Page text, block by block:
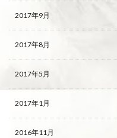
2017年9月
2017年8月
2017年5月
2017年1月
2016年11月